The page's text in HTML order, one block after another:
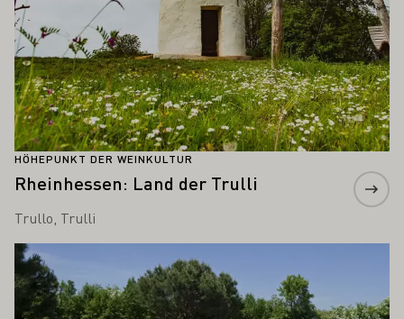
HÖHEPUNKT DER WEINKULTUR
Rheinhessen: Land der Trulli
Trullo, Trulli
Mehr erfahren